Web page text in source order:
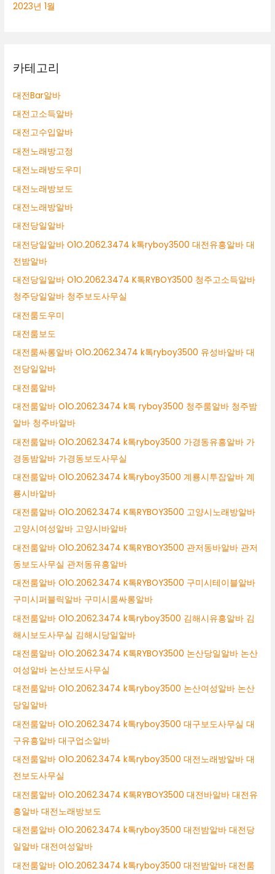
2023년 1월
카테고리
대전Bar알바
대전고소득알바
대전고수입알바
대전노래방고정
대전노래방도우미
대전노래방보도
대전노래방알바
대전당일알바
대전당일알바 O1O.2062.3474 k톡ryboy3500 대전유흥알바 대
전밤알바
대전당일알바 O1O.2062.3474 K톡RYBOY3500 청주고소득알바
청주당일알바 청주보도사무실
대전룸도우미
대전룸보도
대전룸싸롱알바 O1O.2062.3474 k톡ryboy3500 유성바알바 대
전당일알바
대전룸알바
대전룸알바 O1O.2062.3474 k톡 ryboy3500 청주룸알바 청주밤
알바 청주바알바
대전룸알바 O1O.2062.3474 k톡ryboy3500 가경동유흥알바 가
경동밤알바 가경동보도사무실
대전룸알바 O1O.2062.3474 k톡ryboy3500 계룡시투잡알바 계
룡시바알바
대전룸알바 O1O.2062.3474 K톡RYBOY3500 고양시노래방알바
고양시여성알바 고양시바알바
대전룸알바 O1O.2062.3474 K톡RYBOY3500 관저동바알바 관저
동보도사무실 관저동유흥알바
대전룸알바 O1O.2062.3474 K톡RYBOY3500 구미시테이블알바
구미시퍼블릭알바 구미시룸싸롱알바
대전룸알바 O1O.2062.3474 k톡ryboy3500 김해시유흥알바 김
해시보도사무실 김해시당일알바
대전룸알바 O1O.2062.3474 K톡RYBOY3500 논산당일알바 논산
여성알바 논산보도사무실
대전룸알바 O1O.2062.3474 k톡ryboy3500 논산여성알바 논산
당일알바
대전룸알바 O1O.2062.3474 k톡ryboy3500 대구보도사무실 대
구유흥알바 대구업소알바
대전룸알바 O1O.2062.3474 k톡ryboy3500 대전노래방알바 대
전보도사무실
대전룸알바 O1O.2062.3474 K톡RYBOY3500 대전바알바 대전유
흥알바 대전노래방보도
대전룸알바 O1O.2062.3474 k톡ryboy3500 대전밤알바 대전당
일알바 대전여성알바
대전룸알바 O1O.2062.3474 k톡ryboy3500 대전밤알바 대전룸